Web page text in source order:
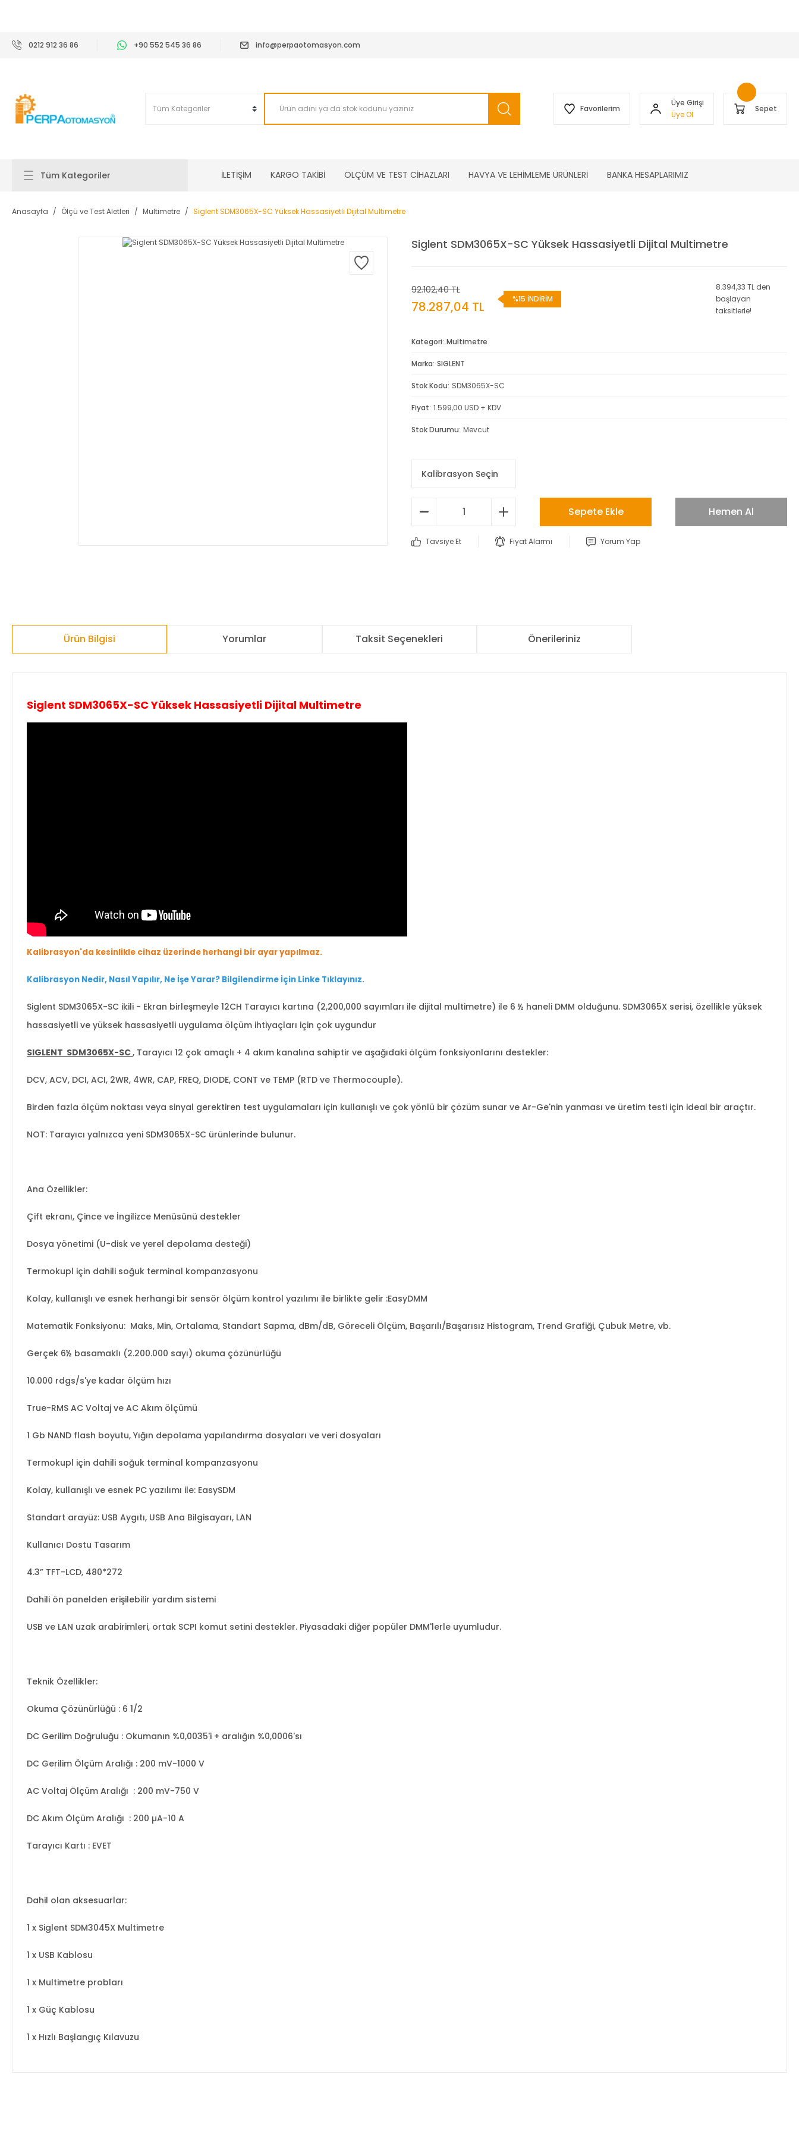
0212 912 36 86 +90 552 545 36 86 info@perpaotomasyon.com
Favorilerim
Üye Girişi
Üye Ol
Sepet
Tüm Kategoriler İLETİŞİM KARGO TAKİBİ ÖLÇÜM VE TEST CİHAZLARI HAVYA VE LEHİMLEME ÜRÜNLERİ BANKA HESAPLARIMIZ
Anasayfa Ölçü ve Test Aletleri Multimetre Siglent SDM3065X-SC Yüksek Hassasiyetli Dijital Multimetre
Siglent SDM3065X-SC Yüksek Hassasiyetli Dijital Multimetre
92.102,40 TL
78.287,04 TL %15 İNDİRİM
8.394,33 TL den
başlayan
taksitlerle!
Kategori Multimetre
Marka SIGLENT
Stok Kodu SDM3065X-SC
Fiyat 1.599,00 USD + KDV
Stok Durumu Mevcut
Sepete Ekle Hemen Al
Tavsiye Et Fiyat Alarmı Yorum Yap
Ürün Bilgisi Yorumlar Taksit Seçenekleri Önerileriniz
Siglent SDM3065X-SC Yüksek Hassasiyetli Dijital Multimetre
Kalibrasyon'da kesinlikle cihaz üzerinde herhangi bir ayar yapılmaz.
Kalibrasyon Nedir, Nasıl Yapılır, Ne İşe Yarar? Bilgilendirme İçin Linke Tıklayınız.
Siglent SDM3065X-SC ikili - Ekran birleşmeyle 12CH Tarayıcı kartına (2,200,000 sayımları ile dijital multimetre) ile 6 ½ haneli DMM olduğunu. SDM3065X serisi, özellikle yüksek
hassasiyetli ve yüksek hassasiyetli uygulama ölçüm ihtiyaçları için çok uygundur
SIGLENT SDM3065X-SC, Tarayıcı 12 çok amaçlı + 4 akım kanalına sahiptir ve aşağıdaki ölçüm fonksiyonlarını destekler:
DCV, ACV, DCI, ACI, 2WR, 4WR, CAP, FREQ, DIODE, CONT ve TEMP (RTD ve Thermocouple).
Birden fazla ölçüm noktası veya sinyal gerektiren test uygulamaları için kullanışlı ve çok yönlü bir çözüm sunar ve Ar-Ge'nin yanması ve üretim testi için ideal bir araçtır.
NOT: Tarayıcı yalnızca yeni SDM3065X-SC ürünlerinde bulunur.
Ana Özellikler:
Çift ekranı, Çince ve İngilizce Menüsünü destekler
Dosya yönetimi (U-disk ve yerel depolama desteği)
Termokupl için dahili soğuk terminal kompanzasyonu
Kolay, kullanışlı ve esnek herhangi bir sensör ölçüm kontrol yazılımı ile birlikte gelir :EasyDMM
Matematik Fonksiyonu: Maks, Min, Ortalama, Standart Sapma, dBm/dB, Göreceli Ölçüm, Başarılı/Başarısız Histogram, Trend Grafiği, Çubuk Metre, vb.
Gerçek 6½ basamaklı (2.200.000 sayı) okuma çözünürlüğü
10.000 rdgs/s'ye kadar ölçüm hızı
True-RMS AC Voltaj ve AC Akım ölçümü
1 Gb NAND flash boyutu, Yığın depolama yapılandırma dosyaları ve veri dosyaları
Termokupl için dahili soğuk terminal kompanzasyonu
Kolay, kullanışlı ve esnek PC yazılımı ile: EasySDM
Standart arayüz: USB Aygıtı, USB Ana Bilgisayarı, LAN
Kullanıcı Dostu Tasarım
4.3” TFT-LCD, 480*272
Dahili ön panelden erişilebilir yardım sistemi
USB ve LAN uzak arabirimleri, ortak SCPI komut setini destekler. Piyasadaki diğer popüler DMM'lerle uyumludur.
Teknik Özellikler:
Okuma Çözünürlüğü : 6 1/2
DC Gerilim Doğruluğu : Okumanın %0,0035'i + aralığın %0,0006'sı
DC Gerilim Ölçüm Aralığı : 200 mV-1000 V
AC Voltaj Ölçüm Aralığı : 200 mV-750 V
DC Akım Ölçüm Aralığı : 200 µA-10 A
Tarayıcı Kartı : EVET
Dahil olan aksesuarlar:
1 x Siglent SDM3045X Multimetre
1 x USB Kablosu
1 x Multimetre probları
1 x Güç Kablosu
1 x Hızlı Başlangıç ​​Kılavuzu